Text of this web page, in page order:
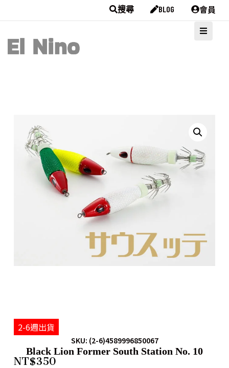
搜尋 BLOG 會員
2-6週出貨
SKU: (2-6)4589996850067
Black Lion Former South Station No. 10
NT$350